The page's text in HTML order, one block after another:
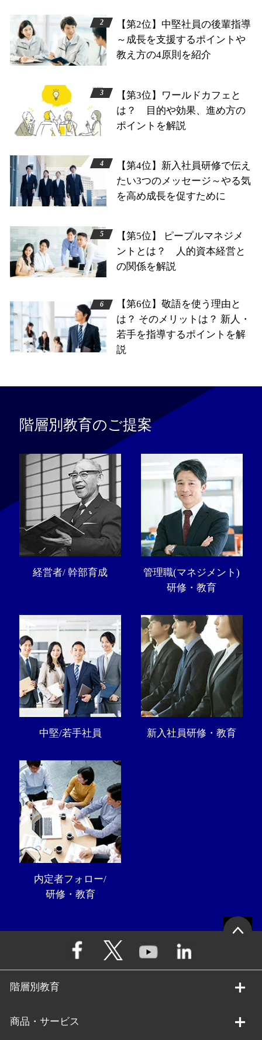
【第2位】中堅社員の後輩指導
～成長を支援するポイントや
教え方の4原則を紹介
【第3位】ワールドカフェと
は？ 目的や効果、進め方の
ポイントを解説
【第4位】新入社員研修で伝え
たい3つのメッセージ～やる気
を高め成長を促すために
【第5位】 ピープルマネジメ
ントとは？ 人的資本経営と
の関係を解説
【第6位】敬語を使う理由と
は？ そのメリットは？ 新人・
若手を指導するポイントを解
説
階層別教育のご提案
経営者/ 幹部育成
管理職(マネジメント)
研修・教育
中堅/若手社員 新入社員研修・教育
内定者フォロー/
研修・教育
階層別教育
商品・サービス